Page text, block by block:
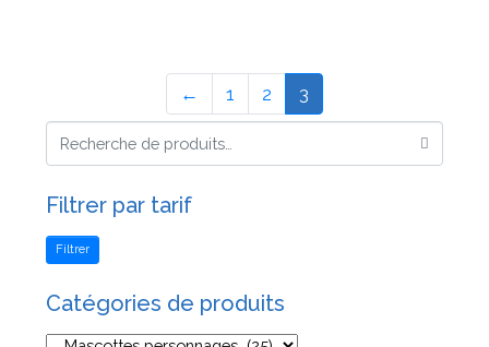
← 1 2 3
Filtrer par tarif
Filtrer
Catégories de produits